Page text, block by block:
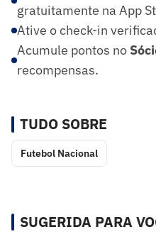
gratuitamente na App
Ative o check-in
Acumule pontos no
recompensas.
TUDO SOBRE
Futebol Nacional
SUGERIDA PARA